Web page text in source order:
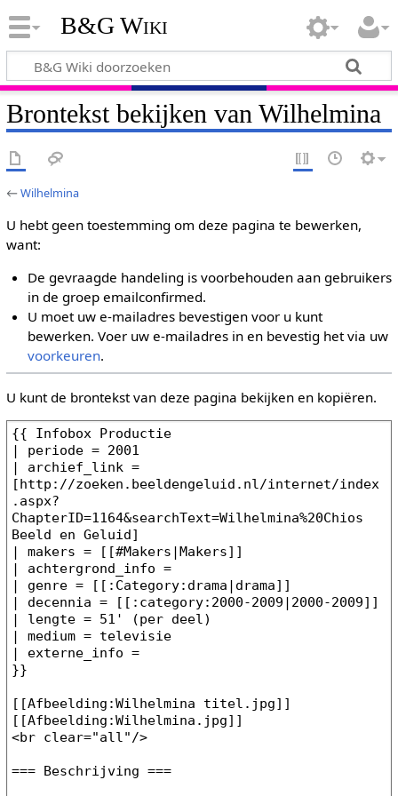
B&G Wiki
Brontekst bekijken van Wilhelmina
←Wilhelmina
U hebt geen toestemming om deze pagina te bewerken,
want:
De gevraagde handeling is voorbehouden aan gebruikers
in de groep emailconfirmed.
U moet uw e-mailadres bevestigen voor u kunt
bewerken. Voer uw e-mailadres in en bevestig het via uw
voorkeuren.
U kunt de brontekst van deze pagina bekijken en kopiëren.